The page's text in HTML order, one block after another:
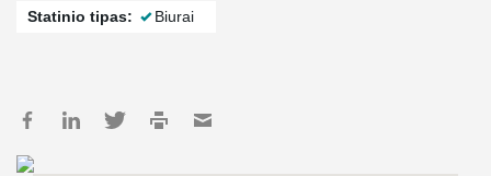
Statinio tipas: Biurai